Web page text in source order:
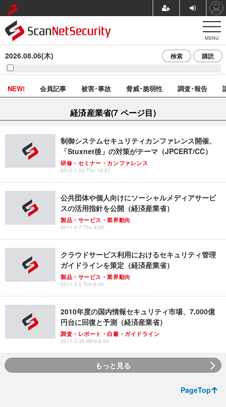
MENU
2026.08.06(木) 検索 購読
NEW! 会員記事 被害･事故 脅威･脆弱性 調査･報告
経済産業省(7 ページ目)
制御システムセキュリティカンファレンス開催、
「Stuxnet後」の対策がテーマ（JPCERT/CC）
研修・セミナー・カンファレンス
2012.1.26 Thu 16:27
公共団体や個人向けにソーシャルメディアサービ
スの活用指針を公開（経済産業省）
製品・サービス・業界動向
2011.4.7 Thu 8:00
クラウドサービス利用におけるセキュリティ管理
ガイドラインを策定（経済産業省）
製品・サービス・業界動向
2011.4.5 Tue 8:00
2010年度の国内情報セキュリティ市場、7,000億
円台に回復と予測（経済産業省）
調査・レポート・白書・ガイドライン
2011.3.30 Wed 8:00
もっと見る
PageTop